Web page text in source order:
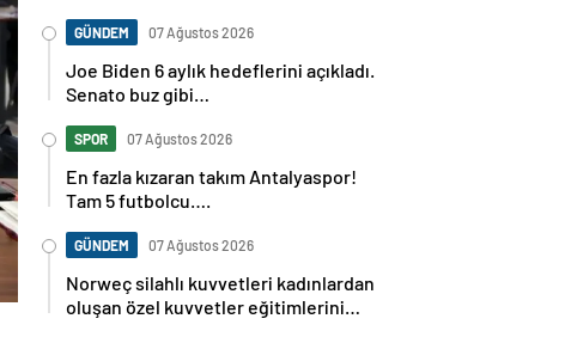
GÜNDEM 07 Ağustos 2026
Joe Biden 6 aylık hedeflerini açıkladı.
Senato buz gibi…
SPOR 07 Ağustos 2026
En fazla kızaran takım Antalyaspor!
Tam 5 futbolcu….
GÜNDEM 07 Ağustos 2026
Norweç silahlı kuvvetleri kadınlardan
oluşan özel kuvvetler eğitimlerini